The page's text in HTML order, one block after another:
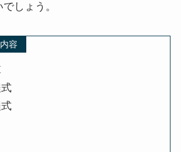
しょう。
容